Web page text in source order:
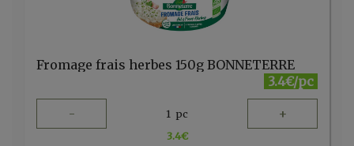
Fromage frais herbes 150g BONNETERRE
3.4€/pc
- 1 pc +
3.4€